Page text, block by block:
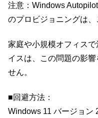
注意：Windows
のプロビジョニングは、
家庭や小規模オフィス
イスは、この問題の影
せん。
■回避方法：
Windows 11 バージョン